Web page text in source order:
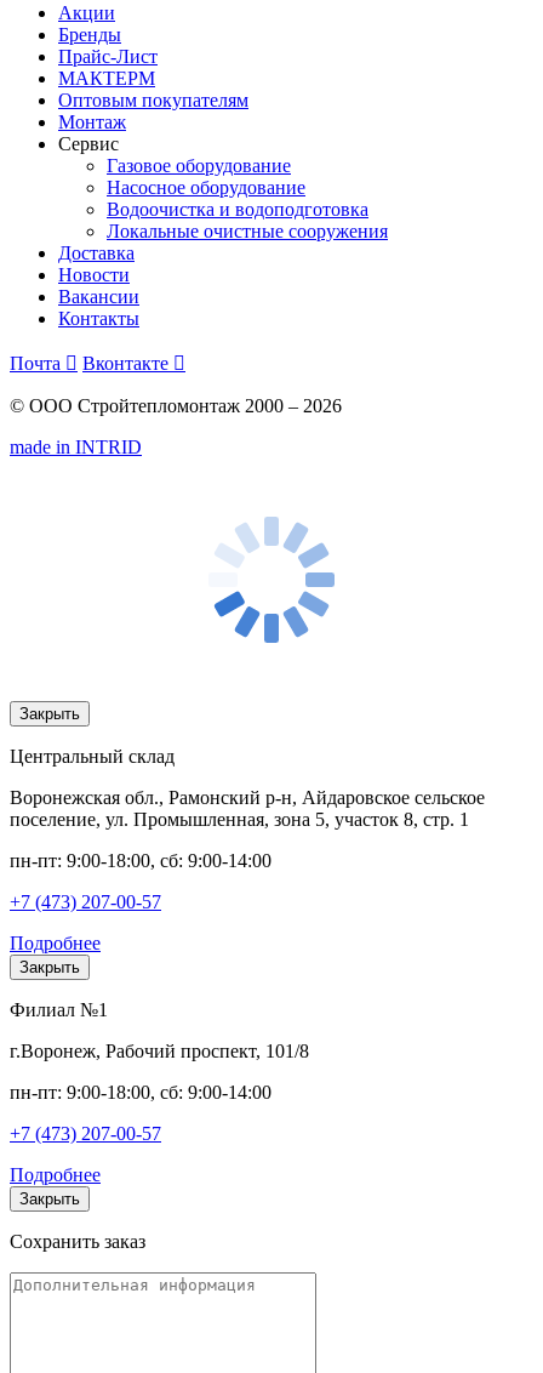
Акции
Бренды
Прайс-Лист
МАКТЕРМ
Оптовым покупателям
Монтаж
Сервис
Газовое оборудование
Насосное оборудование
Водоочистка и водоподготовка
Локальные очистные сооружения
Доставка
Новости
Вакансии
Контакты
Почта  Вконтакте 
© ООО Стройтепломонтаж 2000 – 2026
made in INTRID
Закрыть
Центральный склад
Воронежская обл., Рамонский р-н, Айдаровское сельское
поселение, ул. Промышленная, зона 5, участок 8, стр. 1
пн-пт: 9:00-18:00, сб: 9:00-14:00
+7 (473) 207-00-57
Подробнее
Закрыть
Филиал №1
г.Воронеж, Рабочий проспект, 101/8
пн-пт: 9:00-18:00, сб: 9:00-14:00
+7 (473) 207-00-57
Подробнее
Закрыть
Сохранить заказ